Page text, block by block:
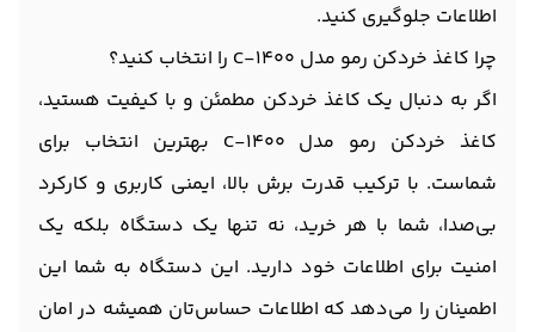
اطلاعات جلوگیری کنید.
چرا کاغذ خردکن رمو مدل C-1400 را انتخاب کنید؟
اگر به دنبال یک کاغذ خردکن مطمئن و با کیفیت هستید،
کاغذ خردکن رمو مدل C-1400 بهترین انتخاب برای
شماست. با ترکیب قدرت برش بالا، ایمنی کاربری و کارکرد
بی‌صدا، شما با هر خرید، نه تنها یک دستگاه بلکه یک
امنیت برای اطلاعات خود دارید. این دستگاه به شما این
اطمینان را می‌دهد که اطلاعات حساس‌تان همیشه در امان